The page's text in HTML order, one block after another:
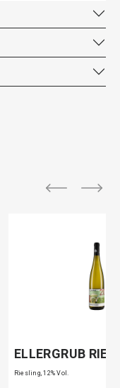
ELLERGRUB
Riesling, 12% Vol.